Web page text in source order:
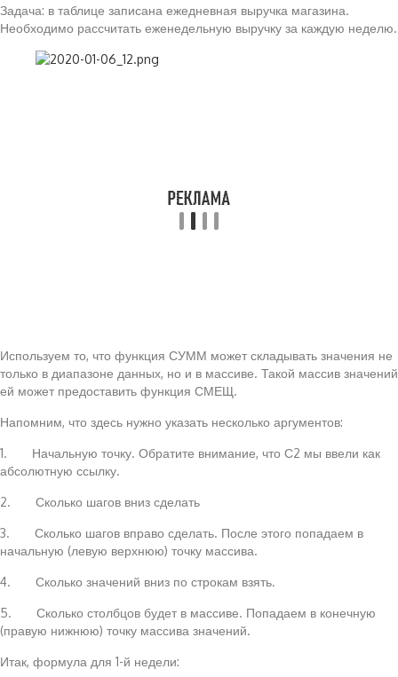
Задача: в таблице записана ежедневная выручка магазина.
Необходимо рассчитать еженедельную выручку за каждую неделю.
Используем то, что функция СУММ может складывать значения не
только в диапазоне данных, но и в массиве. Такой массив значений
ей может предоставить функция СМЕЩ.
Напомним, что здесь нужно указать несколько аргументов:
1. Начальную точку. Обратите внимание, что С2 мы ввели как
абсолютную ссылку.
2. Сколько шагов вниз сделать
3. Сколько шагов вправо сделать. После этого попадаем в
начальную (левую верхнюю) точку массива.
4. Сколько значений вниз по строкам взять.
5. Сколько столбцов будет в массиве. Попадаем в конечную
(правую нижнюю) точку массива значений.
Итак, формула для 1-й недели: